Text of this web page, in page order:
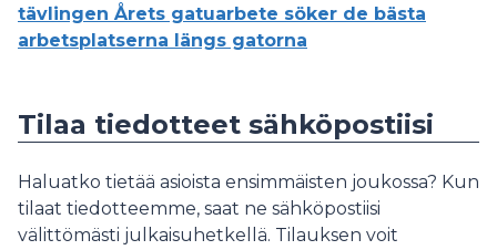
tävlingen Årets gatuarbete söker de bästa
arbetsplatserna längs gatorna
Tilaa tiedotteet sähköpostiisi
Haluatko tietää asioista ensimmäisten joukossa? Kun
tilaat tiedotteemme, saat ne sähköpostiisi
välittömästi julkaisuhetkellä. Tilauksen voit